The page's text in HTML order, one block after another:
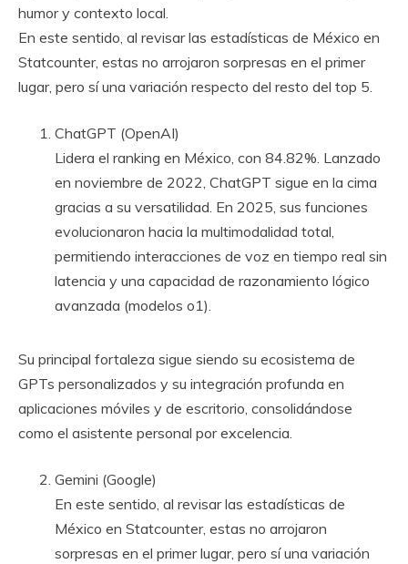
humor y contexto local.
En este sentido, al revisar las estadísticas de México en
Statcounter, estas no arrojaron sorpresas en el primer
lugar, pero sí una variación respecto del resto del top 5.
ChatGPT (OpenAI)
Lidera el ranking en México, con 84.82%. Lanzado
en noviembre de 2022, ChatGPT sigue en la cima
gracias a su versatilidad. En 2025, sus funciones
evolucionaron hacia la multimodalidad total,
permitiendo interacciones de voz en tiempo real sin
latencia y una capacidad de razonamiento lógico
avanzada (modelos o1).
Su principal fortaleza sigue siendo su ecosistema de
GPTs personalizados y su integración profunda en
aplicaciones móviles y de escritorio, consolidándose
como el asistente personal por excelencia.
Gemini (Google)
En este sentido, al revisar las estadísticas de
México en Statcounter, estas no arrojaron
sorpresas en el primer lugar, pero sí una variación